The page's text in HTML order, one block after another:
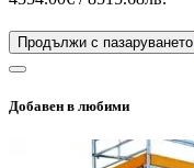
Продължи с пазаруването
Добавен в любими